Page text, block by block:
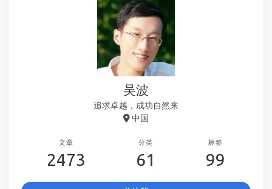
吴波
追求卓越，成功自然来
中国
文章
2473
分类
61
标签
99